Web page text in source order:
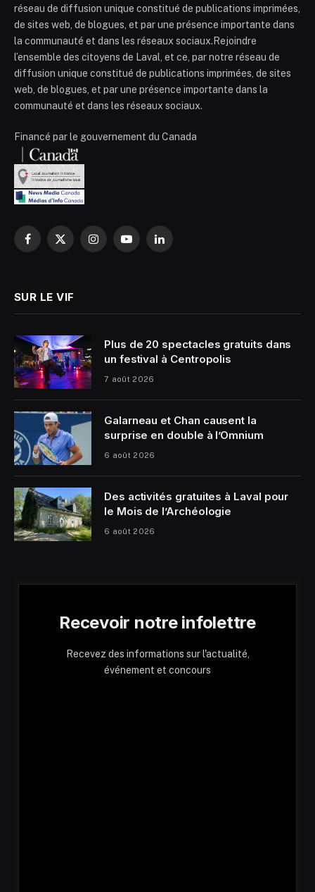
réseau de diffusion unique constitué de publications imprimées,
de sites web, de blogues, et par une présence importante dans
la communauté et dans les réseaux sociaux.Rejoindre
l’ensemble des citoyens de Laval, et ce, par notre réseau de
diffusion unique constitué de publications imprimées, de sites
web, de blogues, et par une présence importante dans la
communauté et dans les réseaux sociaux.
Financé par le gouvernement du Canada
Facebook
X
InstagramYouTubeLinkedIn
SUR LE VIF
Plus de 20 spectacles gratuits dans
un festival à Centropolis
7 août 2026
Galarneau et Chan causent la
surprise en double à l’Omnium
6 août 2026
Des activités gratuites à Laval pour
le Mois de l’Archéologie
6 août 2026
Recevoir notre infolettre
Recevez des informations sur l'actualité,
événement et concours